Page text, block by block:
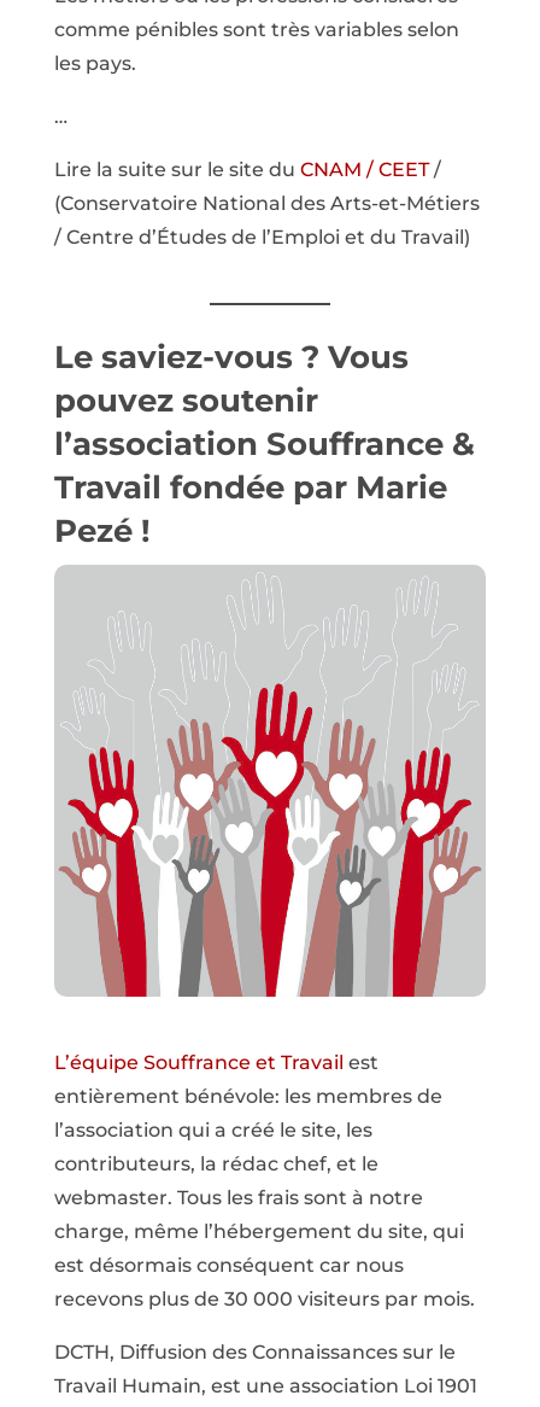
comme pénibles sont très variables selon
les pays.
…
Lire la suite sur le site du CNAM / CEET/
(Conservatoire National des Arts-et-Métiers
/ Centre d’Études de l’Emploi et du Travail)
Le saviez-vous ? Vous
pouvez soutenir
l’association Souffrance &
Travail fondée par Marie
Pezé !
L’équipe Souffrance et Travail est
entièrement bénévole: les membres de
l’association qui a créé le site, les
contributeurs, la rédac chef, et le
webmaster. Tous les frais sont à notre
charge, même l’hébergement du site, qui
est désormais conséquent car nous
recevons plus de 30 000 visiteurs par mois.
DCTH, Diffusion des Connaissances sur le
Travail Humain, est une association Loi 1901